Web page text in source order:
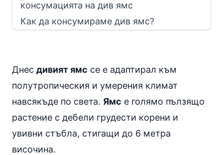
консумацията на див ямс
Как да консумираме див ямс?
Днес дивият ямс се е адаптирал към
полутропическия и умерения климат
навсякъде по света. Ямс е голямо пълзящо
растение с дебели грудести корени и
увивни стъбла, стигащи до 6 метра
височина.